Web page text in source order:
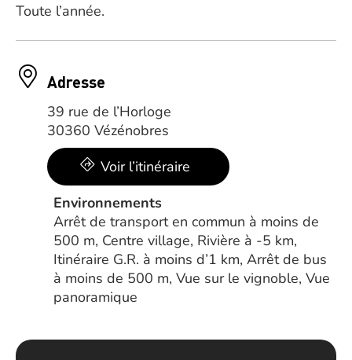
Toute l’année.
Adresse
39 rue de l’Horloge
30360 Vézénobres
Voir l’itinéraire
Environnements
Arrêt de transport en commun à moins de
500 m, Centre village, Rivière à -5 km,
Itinéraire G.R. à moins d’1 km, Arrêt de bus
à moins de 500 m, Vue sur le vignoble, Vue
panoramique